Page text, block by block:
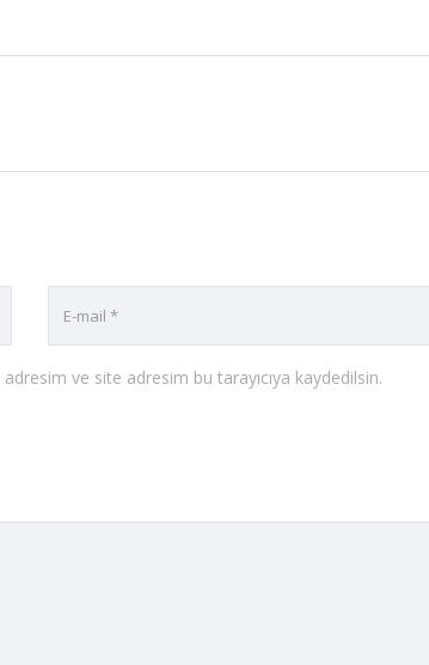
ve site adresim bu tarayıcıya kaydedilsin.